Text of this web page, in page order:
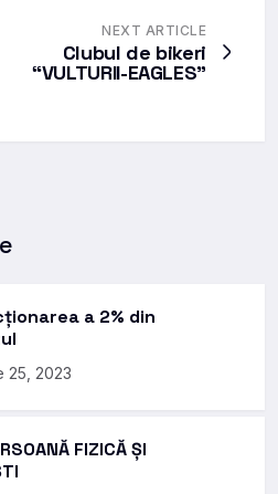
NEXT ARTICLE
Clubul de bikeri
“VULTURII-EAGLES”
a 2% din
25, 2023
FIZICĂ ȘI